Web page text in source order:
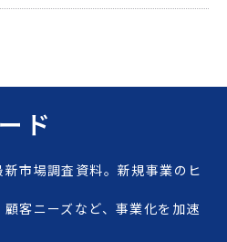
ド
市場調査資料。新規事業のヒ
客ニーズなど、事業化を加速